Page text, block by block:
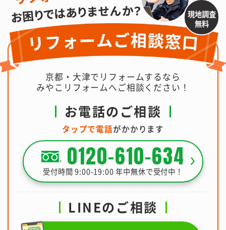
現地調査
無料
京都・大津でリフォームするなら
みやこリフォームへご相談ください！
お電話のご相談
タップで電話がかかります
0120-610-634
受付時間 9:00-19:00 年中無休で受付中！
LINEのご相談